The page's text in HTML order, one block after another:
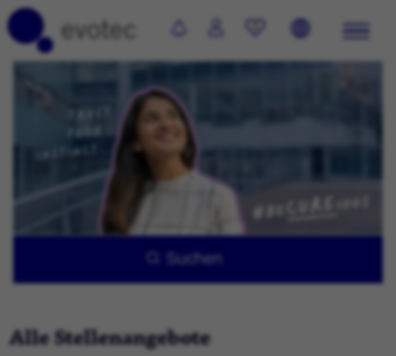
Suchen
Alle Stellenangebote